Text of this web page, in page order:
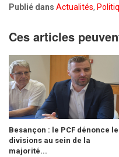
Publié dans Actualités,
Ces articles
Besançon : le PCF dénonce
divisions au sein de la
majorité...